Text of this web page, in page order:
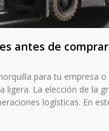
antes de
para tu empresa
ligera. La elección de la
logísticas. En